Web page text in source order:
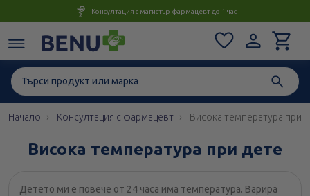
Консултация с магистър-фармацевт до 1 час
Начало Консултация с фармацевт Висока температура при
Висока температура при дете
Детето ми е повече от 24 часа има температура. Варира